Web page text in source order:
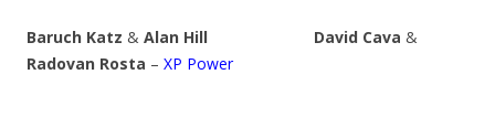
Baruch Katz & Alan Hill David Cava &
Radovan Rosta – XP Power